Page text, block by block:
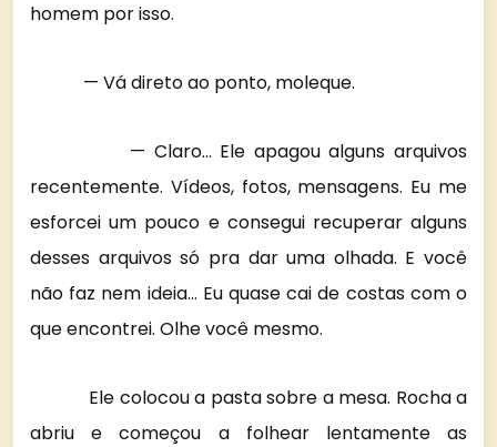
homem por isso.
— Vá direto ao ponto, moleque.
— Claro… Ele apagou alguns arquivos
recentemente. Vídeos, fotos, mensagens. Eu me
esforcei um pouco e consegui recuperar alguns
desses arquivos só pra dar uma olhada. E você
não faz nem ideia… Eu quase cai de costas com o
que encontrei. Olhe você mesmo.
Ele colocou a pasta sobre a mesa. Rocha a
abriu e começou a folhear lentamente as